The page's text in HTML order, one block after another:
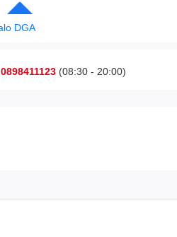
0898411123(08:30 - 20:00)